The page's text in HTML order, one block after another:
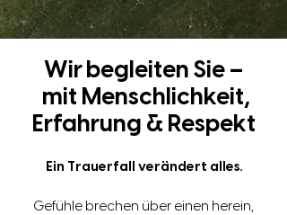
Wir begleiten Sie –
mit Menschlichkeit,
Erfahrung & Respekt
Ein Trauerfall verändert alles.
Gefühle brechen über einen herein,